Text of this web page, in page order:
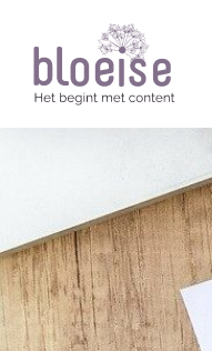
Artikelen